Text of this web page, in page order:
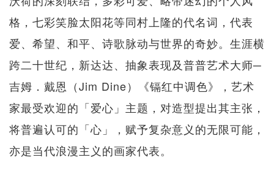
格，七彩笑脸太阳花等同村上隆的代名词，代表
爱、希望、和平、诗歌脉动与世界的奇妙。生涯横
跨二十世纪，新达达、抽象表现及普普艺术大师─
吉姆．戴恩（Jim Dine）《镉红中调色》，艺术
家最受欢迎的「爱心」主题，对造型提出其主张，
将普遍认可的「心」，赋予复杂意义的无限可能，
亦是当代浪漫主义的画家代表。